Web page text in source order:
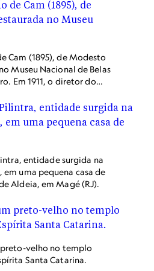
em 2011 durante as
as Olimpíadas de 2016,
1 milhão de escravizados
Cam (1895), de Modesto
Museu Nacional de Belas
Em 1911, o diretor do
primeiro Congresso
e defender a ideia de
imigrantes europeus, a
embranqueceria em um
negra ao neto branco,
– assim como o
da época.
entidade surgida na
uma pequena casa de
Aldeia, em Magé (RJ).
velho no templo
Santa Catarina.